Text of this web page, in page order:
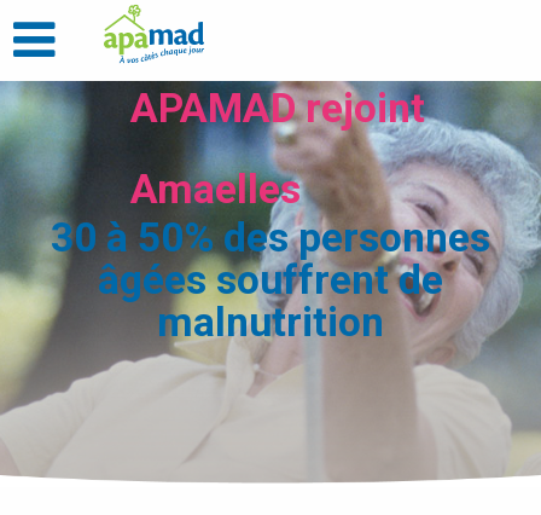
APAMAD rejoint
Amaelles
30 à 50% des personnes
âgées souffrent de
malnutrition